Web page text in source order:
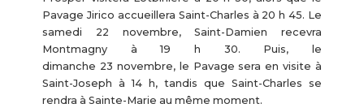
Pavage Jirico accueillera Saint-Charles à 20 h 45. Le
samedi 22 novembre, Saint-Damien recevra
Montmagny à 19 h 30. Puis, le
dimanche 23 novembre, le Pavage sera en visite à
Saint-Joseph à 14 h, tandis que Saint-Charles se
rendra à Sainte-Marie au même moment.